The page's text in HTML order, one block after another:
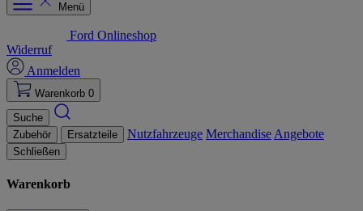
Menü
Ford Onlineshop
Widerruf
Anmelden
Warenkorb 0
Suche
Zubehör
Ersatzteile Nutzfahrzeuge Merchandise Angebote
Schließen
Warenkorb